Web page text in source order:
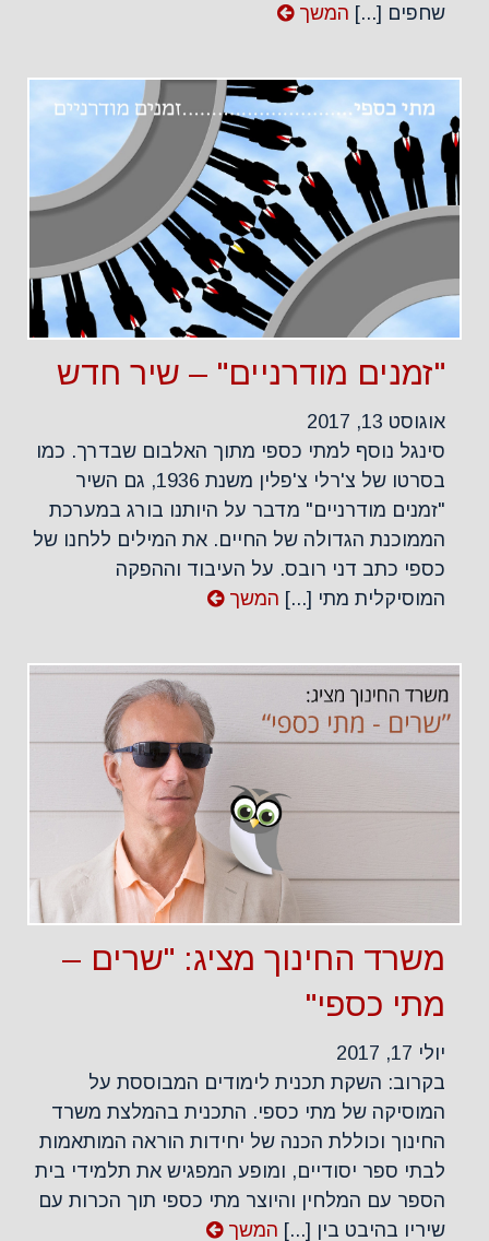
שחפים [...] המשך
"זמנים מודרניים" – שיר חדש
אוגוסט 13, 2017
סינגל נוסף למתי כספי מתוך האלבום שבדרך. כמו
בסרטו של צ'רלי צ'פלין משנת 1936, גם השיר
"זמנים מודרניים" מדבר על היותנו בורג במערכת
הממוכנת הגדולה של החיים. את המילים ללחנו של
כספי כתב דני רובס. על העיבוד וההפקה
המוסיקלית מתי [...] המשך
משרד החינוך מציג: "שרים –
מתי כספי"
יולי 17, 2017
בקרוב: השקת תכנית לימודים המבוססת על
המוסיקה של מתי כספי. התכנית בהמלצת משרד
החינוך וכוללת הכנה של יחידות הוראה המותאמות
לבתי ספר יסודיים, ומופע המפגיש את תלמידי בית
הספר עם המלחין והיוצר מתי כספי תוך הכרות עם
שיריו בהיבט בין [...] המשך